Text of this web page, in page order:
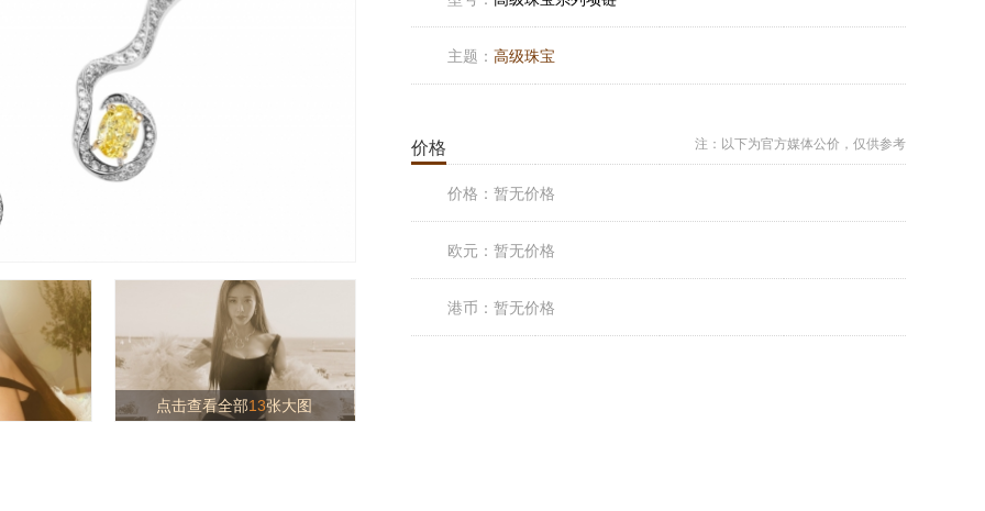
点击查看全部13张大图
主题： 高级珠宝
价格 注：以下为官方媒体公价，仅供参考
价格： 暂无价格
欧元： 暂无价格
港币： 暂无价格